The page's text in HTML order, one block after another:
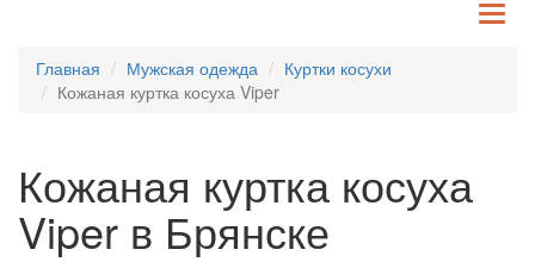
Главная Мужская одежда
Куртки косухи
Кожаная куртка косуха Viper
Кожаная куртка косуха
Viper в Брянске